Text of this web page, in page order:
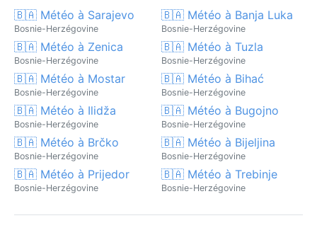
🇧🇦 Météo à Sarajevo
Bosnie-Herzégovine
🇧🇦 Météo à Banja Luka
Bosnie-Herzégovine
🇧🇦 Météo à Zenica
Bosnie-Herzégovine
🇧🇦 Météo à Tuzla
Bosnie-Herzégovine
🇧🇦 Météo à Mostar
Bosnie-Herzégovine
🇧🇦 Météo à Bihać
Bosnie-Herzégovine
🇧🇦 Météo à Ilidža
Bosnie-Herzégovine
🇧🇦 Météo à Bugojno
Bosnie-Herzégovine
🇧🇦 Météo à Brčko
Bosnie-Herzégovine
🇧🇦 Météo à Bijeljina
Bosnie-Herzégovine
🇧🇦 Météo à Prijedor
Bosnie-Herzégovine
🇧🇦 Météo à Trebinje
Bosnie-Herzégovine